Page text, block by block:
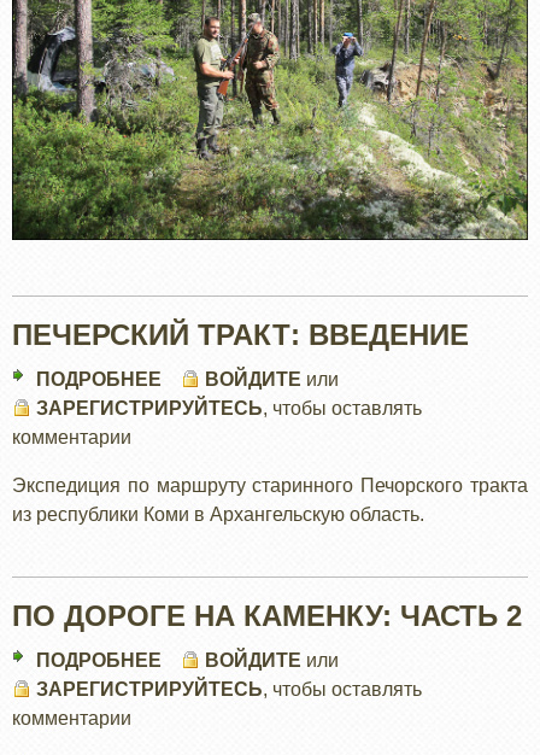
ПЕЧЕРСКИЙ ТРАКТ: ВВЕДЕНИЕ
ПОДРОБНЕЕ
ПЕЧЕРСКИЙ
ВОЙДИТЕ или
ЗАРЕГИСТРИРУЙТЕСЬ, чтобы оставлять
комментарии
Экспедиция по маршруту старинного Печорского тракта
из республики Коми в Архангельскую область.
ПО ДОРОГЕ НА КАМЕНКУ: ЧАСТЬ 2
ПОДРОБНЕЕ
ПО
ВОЙДИТЕ или
ЗАРЕГИСТРИРУЙТЕСЬ, чтобы оставлять
комментарии